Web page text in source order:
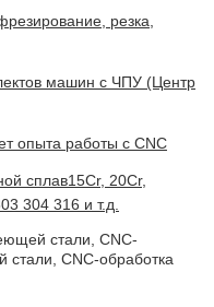
резка,
машин с ЧПУ (Центр
опыта работы с CNC
сплав15Cr, 20Cr,
304 316 и т.д.
стали, CNC-
CNC-обработка